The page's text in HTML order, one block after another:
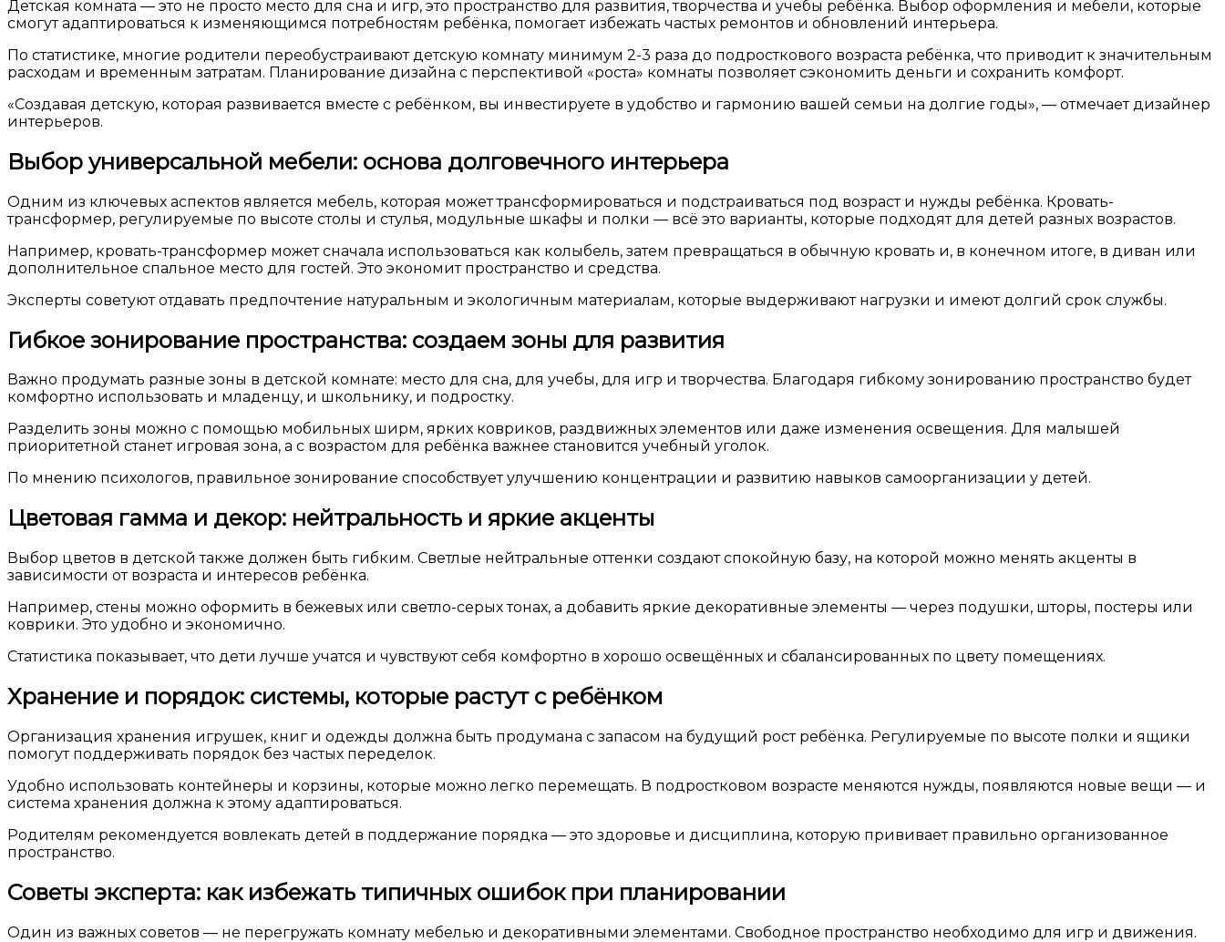
Детская комната — это не просто место для сна и игр, это пространство для развития, творчества и учебы ребёнка. Выбор оформления и мебели, которые
смогут адаптироваться к изменяющимся потребностям ребёнка, помогает избежать частых ремонтов и обновлений интерьера.
По статистике, многие родители переобустраивают детскую комнату минимум 2-3 раза до подросткового возраста ребёнка, что приводит к значительным
расходам и временным затратам. Планирование дизайна с перспективой «роста» комнаты позволяет сэкономить деньги и сохранить комфорт.
«Создавая детскую, которая развивается вместе с ребёнком, вы инвестируете в удобство и гармонию вашей семьи на долгие годы», — отмечает дизайнер
интерьеров.
Выбор универсальной мебели: основа долговечного интерьера
Одним из ключевых аспектов является мебель, которая может трансформироваться и подстраиваться под возраст и нужды ребёнка. Кровать-
трансформер, регулируемые по высоте столы и стулья, модульные шкафы и полки — всё это варианты, которые подходят для детей разных возрастов.
Например, кровать-трансформер может сначала использоваться как колыбель, затем превращаться в обычную кровать и, в конечном итоге, в диван или
дополнительное спальное место для гостей. Это экономит пространство и средства.
Эксперты советуют отдавать предпочтение натуральным и экологичным материалам, которые выдерживают нагрузки и имеют долгий срок службы.
Гибкое зонирование пространства: создаем зоны для развития
Важно продумать разные зоны в детской комнате: место для сна, для учебы, для игр и творчества. Благодаря гибкому зонированию пространство будет
комфортно использовать и младенцу, и школьнику, и подростку.
Разделить зоны можно с помощью мобильных ширм, ярких ковриков, раздвижных элементов или даже изменения освещения. Для малышей
приоритетной станет игровая зона, а с возрастом для ребёнка важнее становится учебный уголок.
По мнению психологов, правильное зонирование способствует улучшению концентрации и развитию навыков самоорганизации у детей.
Цветовая гамма и декор: нейтральность и яркие акценты
Выбор цветов в детской также должен быть гибким. Светлые нейтральные оттенки создают спокойную базу, на которой можно менять акценты в
зависимости от возраста и интересов ребёнка.
Например, стены можно оформить в бежевых или светло-серых тонах, а добавить яркие декоративные элементы — через подушки, шторы, постеры или
коврики. Это удобно и экономично.
Статистика показывает, что дети лучше учатся и чувствуют себя комфортно в хорошо освещённых и сбалансированных по цвету помещениях.
Хранение и порядок: системы, которые растут с ребёнком
Организация хранения игрушек, книг и одежды должна быть продумана с запасом на будущий рост ребёнка. Регулируемые по высоте полки и ящики
помогут поддерживать порядок без частых переделок.
Удобно использовать контейнеры и корзины, которые можно легко перемещать. В подростковом возрасте меняются нужды, появляются новые вещи — и
система хранения должна к этому адаптироваться.
Родителям рекомендуется вовлекать детей в поддержание порядка — это здоровье и дисциплина, которую прививает правильно организованное
пространство.
Советы эксперта: как избежать типичных ошибок при планировании
Один из важных советов — не перегружать комнату мебелью и декоративными элементами. Свободное пространство необходимо для игр и движения.